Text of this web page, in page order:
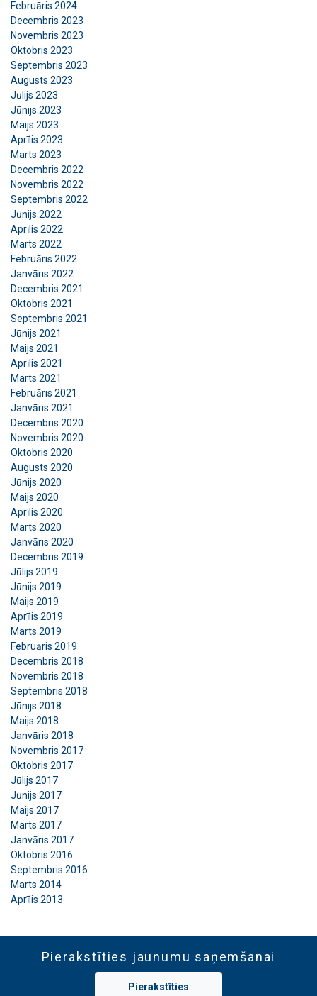
Februāris 2024
Decembris 2023
Novembris 2023
Oktobris 2023
Septembris 2023
Augusts 2023
Jūlijs 2023
Jūnijs 2023
Maijs 2023
Aprīlis 2023
Marts 2023
Decembris 2022
Novembris 2022
Septembris 2022
Jūnijs 2022
Aprīlis 2022
Marts 2022
Februāris 2022
Janvāris 2022
Decembris 2021
Oktobris 2021
Septembris 2021
Jūnijs 2021
Maijs 2021
Aprīlis 2021
Marts 2021
Februāris 2021
Janvāris 2021
Decembris 2020
Novembris 2020
Oktobris 2020
Augusts 2020
Jūnijs 2020
Maijs 2020
Aprīlis 2020
Marts 2020
Janvāris 2020
Decembris 2019
Jūlijs 2019
Jūnijs 2019
Maijs 2019
Aprīlis 2019
Marts 2019
Februāris 2019
Decembris 2018
Novembris 2018
Septembris 2018
Jūnijs 2018
Maijs 2018
Janvāris 2018
Novembris 2017
Oktobris 2017
Jūlijs 2017
Jūnijs 2017
Maijs 2017
Marts 2017
Janvāris 2017
Oktobris 2016
Septembris 2016
Marts 2014
Aprīlis 2013
Pierakstīties jaunumu saņemšanai
Pierakstīties